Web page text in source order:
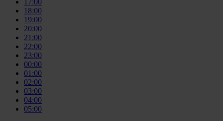
17:00
18:00
19:00
20:00
21:00
22:00
23:00
00:00
01:00
02:00
03:00
04:00
05:00